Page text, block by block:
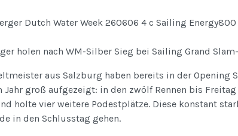
holen nach WM-Silber Sieg bei Sailing Grand
aus Salzburg haben bereits in der Opening
Jahr groß aufgezeigt: in den zwölf Rennen bis
holte vier weitere Podestplätze. Diese konstant
in den Schlusstag gehen.